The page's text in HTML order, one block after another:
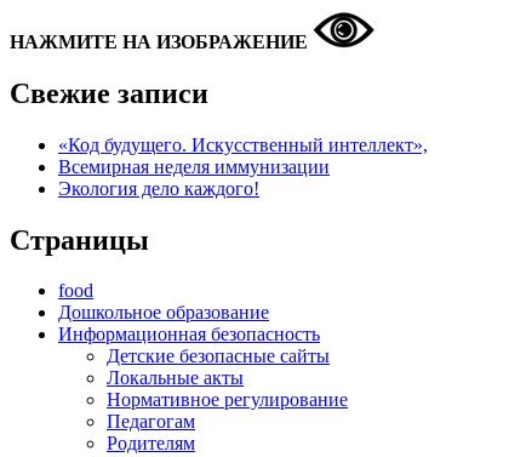
НАЖМИТЕ НА ИЗОБРАЖЕНИЕ
Свежие записи
«Код будущего. Искусственный интеллект»,
Всемирная неделя иммунизации
Экология дело каждого!
Страницы
food
Дошкольное образование
Информационная безопасность
Детские безопасные сайты
Локальные акты
Нормативное регулирование
Педагогам
Родителям